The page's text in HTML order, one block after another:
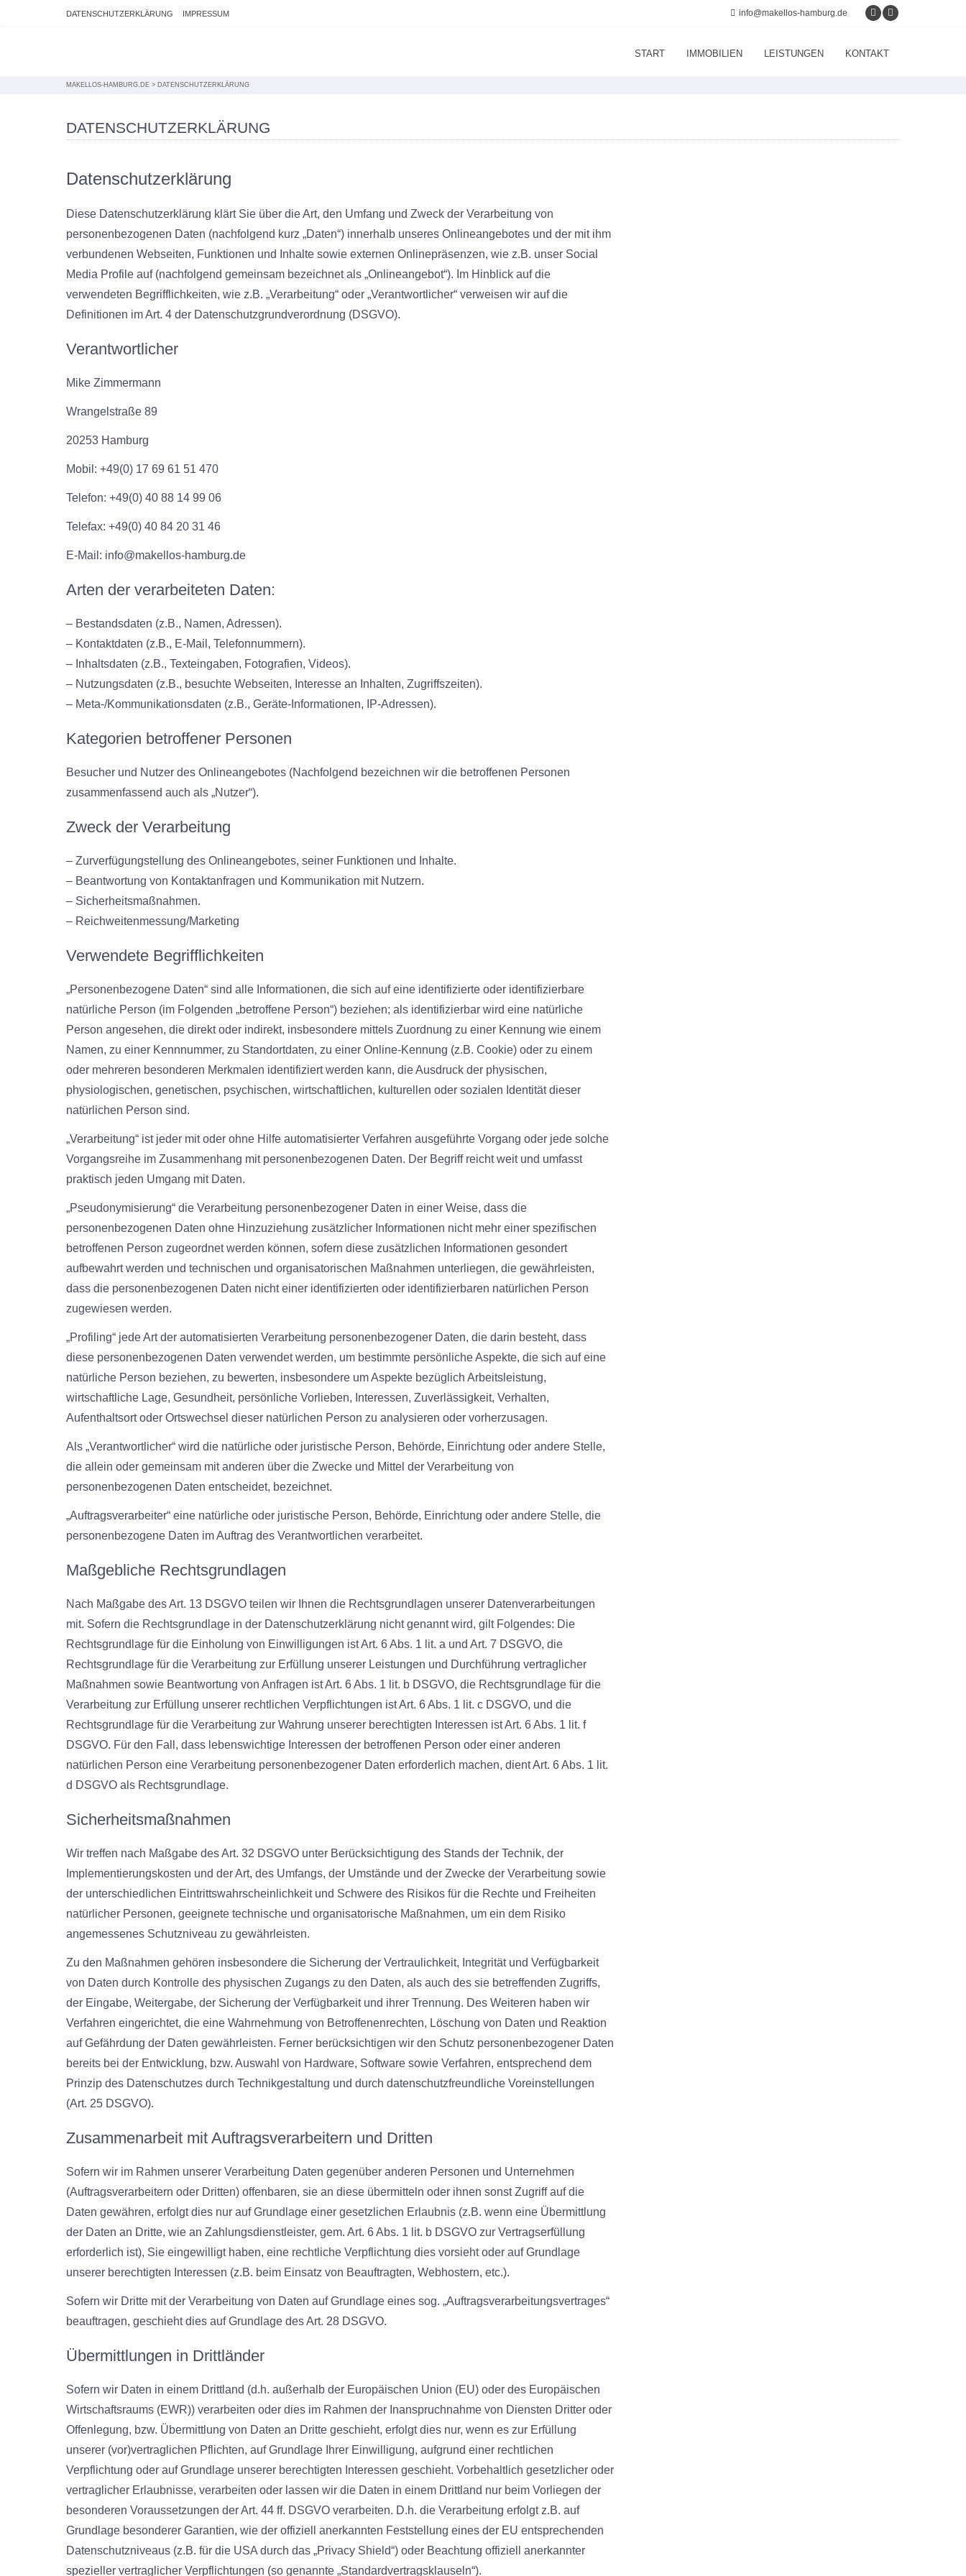
DATENSCHUTZERKLÄRUNG IMPRESSUM info@makellos-hamburg.de
START IMMOBILIEN LEISTUNGEN KONTAKT
MAKELLOS-HAMBURG.DE > DATENSCHUTZERKLÄRUNG
DATENSCHUTZERKLÄRUNG
Datenschutzerklärung
Diese Datenschutzerklärung klärt Sie über die Art, den Umfang und Zweck der Verarbeitung von
personenbezogenen Daten (nachfolgend kurz „Daten“) innerhalb unseres Onlineangebotes und der mit ihm
verbundenen Webseiten, Funktionen und Inhalte sowie externen Onlinepräsenzen, wie z.B. unser Social
Media Profile auf (nachfolgend gemeinsam bezeichnet als „Onlineangebot“). Im Hinblick auf die
verwendeten Begrifflichkeiten, wie z.B. „Verarbeitung“ oder „Verantwortlicher“ verweisen wir auf die
Definitionen im Art. 4 der Datenschutzgrundverordnung (DSGVO).
Verantwortlicher
Mike Zimmermann
Wrangelstraße 89
20253 Hamburg
Mobil: +49(0) 17 69 61 51 470
Telefon: +49(0) 40 88 14 99 06
Telefax: +49(0) 40 84 20 31 46
E-Mail: info@makellos-hamburg.de
Arten der verarbeiteten Daten:
– Bestandsdaten (z.B., Namen, Adressen).
– Kontaktdaten (z.B., E-Mail, Telefonnummern).
– Inhaltsdaten (z.B., Texteingaben, Fotografien, Videos).
– Nutzungsdaten (z.B., besuchte Webseiten, Interesse an Inhalten, Zugriffszeiten).
– Meta-/Kommunikationsdaten (z.B., Geräte-Informationen, IP-Adressen).
Kategorien betroffener Personen
Besucher und Nutzer des Onlineangebotes (Nachfolgend bezeichnen wir die betroffenen Personen
zusammenfassend auch als „Nutzer“).
Zweck der Verarbeitung
– Zurverfügungstellung des Onlineangebotes, seiner Funktionen und Inhalte.
– Beantwortung von Kontaktanfragen und Kommunikation mit Nutzern.
– Sicherheitsmaßnahmen.
– Reichweitenmessung/Marketing
Verwendete Begrifflichkeiten
„Personenbezogene Daten“ sind alle Informationen, die sich auf eine identifizierte oder identifizierbare
natürliche Person (im Folgenden „betroffene Person“) beziehen; als identifizierbar wird eine natürliche
Person angesehen, die direkt oder indirekt, insbesondere mittels Zuordnung zu einer Kennung wie einem
Namen, zu einer Kennnummer, zu Standortdaten, zu einer Online-Kennung (z.B. Cookie) oder zu einem
oder mehreren besonderen Merkmalen identifiziert werden kann, die Ausdruck der physischen,
physiologischen, genetischen, psychischen, wirtschaftlichen, kulturellen oder sozialen Identität dieser
natürlichen Person sind.
„Verarbeitung“ ist jeder mit oder ohne Hilfe automatisierter Verfahren ausgeführte Vorgang oder jede solche
Vorgangsreihe im Zusammenhang mit personenbezogenen Daten. Der Begriff reicht weit und umfasst
praktisch jeden Umgang mit Daten.
„Pseudonymisierung“ die Verarbeitung personenbezogener Daten in einer Weise, dass die
personenbezogenen Daten ohne Hinzuziehung zusätzlicher Informationen nicht mehr einer spezifischen
betroffenen Person zugeordnet werden können, sofern diese zusätzlichen Informationen gesondert
aufbewahrt werden und technischen und organisatorischen Maßnahmen unterliegen, die gewährleisten,
dass die personenbezogenen Daten nicht einer identifizierten oder identifizierbaren natürlichen Person
zugewiesen werden.
„Profiling“ jede Art der automatisierten Verarbeitung personenbezogener Daten, die darin besteht, dass
diese personenbezogenen Daten verwendet werden, um bestimmte persönliche Aspekte, die sich auf eine
natürliche Person beziehen, zu bewerten, insbesondere um Aspekte bezüglich Arbeitsleistung,
wirtschaftliche Lage, Gesundheit, persönliche Vorlieben, Interessen, Zuverlässigkeit, Verhalten,
Aufenthaltsort oder Ortswechsel dieser natürlichen Person zu analysieren oder vorherzusagen.
Als „Verantwortlicher“ wird die natürliche oder juristische Person, Behörde, Einrichtung oder andere Stelle,
die allein oder gemeinsam mit anderen über die Zwecke und Mittel der Verarbeitung von
personenbezogenen Daten entscheidet, bezeichnet.
„Auftragsverarbeiter“ eine natürliche oder juristische Person, Behörde, Einrichtung oder andere Stelle, die
personenbezogene Daten im Auftrag des Verantwortlichen verarbeitet.
Maßgebliche Rechtsgrundlagen
Nach Maßgabe des Art. 13 DSGVO teilen wir Ihnen die Rechtsgrundlagen unserer Datenverarbeitungen
mit. Sofern die Rechtsgrundlage in der Datenschutzerklärung nicht genannt wird, gilt Folgendes: Die
Rechtsgrundlage für die Einholung von Einwilligungen ist Art. 6 Abs. 1 lit. a und Art. 7 DSGVO, die
Rechtsgrundlage für die Verarbeitung zur Erfüllung unserer Leistungen und Durchführung vertraglicher
Maßnahmen sowie Beantwortung von Anfragen ist Art. 6 Abs. 1 lit. b DSGVO, die Rechtsgrundlage für die
Verarbeitung zur Erfüllung unserer rechtlichen Verpflichtungen ist Art. 6 Abs. 1 lit. c DSGVO, und die
Rechtsgrundlage für die Verarbeitung zur Wahrung unserer berechtigten Interessen ist Art. 6 Abs. 1 lit. f
DSGVO. Für den Fall, dass lebenswichtige Interessen der betroffenen Person oder einer anderen
natürlichen Person eine Verarbeitung personenbezogener Daten erforderlich machen, dient Art. 6 Abs. 1 lit.
d DSGVO als Rechtsgrundlage.
Sicherheitsmaßnahmen
Wir treffen nach Maßgabe des Art. 32 DSGVO unter Berücksichtigung des Stands der Technik, der
Implementierungskosten und der Art, des Umfangs, der Umstände und der Zwecke der Verarbeitung sowie
der unterschiedlichen Eintrittswahrscheinlichkeit und Schwere des Risikos für die Rechte und Freiheiten
natürlicher Personen, geeignete technische und organisatorische Maßnahmen, um ein dem Risiko
angemessenes Schutzniveau zu gewährleisten.
Zu den Maßnahmen gehören insbesondere die Sicherung der Vertraulichkeit, Integrität und Verfügbarkeit
von Daten durch Kontrolle des physischen Zugangs zu den Daten, als auch des sie betreffenden Zugriffs,
der Eingabe, Weitergabe, der Sicherung der Verfügbarkeit und ihrer Trennung. Des Weiteren haben wir
Verfahren eingerichtet, die eine Wahrnehmung von Betroffenenrechten, Löschung von Daten und Reaktion
auf Gefährdung der Daten gewährleisten. Ferner berücksichtigen wir den Schutz personenbezogener Daten
bereits bei der Entwicklung, bzw. Auswahl von Hardware, Software sowie Verfahren, entsprechend dem
Prinzip des Datenschutzes durch Technikgestaltung und durch datenschutzfreundliche Voreinstellungen
(Art. 25 DSGVO).
Zusammenarbeit mit Auftragsverarbeitern und Dritten
Sofern wir im Rahmen unserer Verarbeitung Daten gegenüber anderen Personen und Unternehmen
(Auftragsverarbeitern oder Dritten) offenbaren, sie an diese übermitteln oder ihnen sonst Zugriff auf die
Daten gewähren, erfolgt dies nur auf Grundlage einer gesetzlichen Erlaubnis (z.B. wenn eine Übermittlung
der Daten an Dritte, wie an Zahlungsdienstleister, gem. Art. 6 Abs. 1 lit. b DSGVO zur Vertragserfüllung
erforderlich ist), Sie eingewilligt haben, eine rechtliche Verpflichtung dies vorsieht oder auf Grundlage
unserer berechtigten Interessen (z.B. beim Einsatz von Beauftragten, Webhostern, etc.).
Sofern wir Dritte mit der Verarbeitung von Daten auf Grundlage eines sog. „Auftragsverarbeitungsvertrages“
beauftragen, geschieht dies auf Grundlage des Art. 28 DSGVO.
Übermittlungen in Drittländer
Sofern wir Daten in einem Drittland (d.h. außerhalb der Europäischen Union (EU) oder des Europäischen
Wirtschaftsraums (EWR)) verarbeiten oder dies im Rahmen der Inanspruchnahme von Diensten Dritter oder
Offenlegung, bzw. Übermittlung von Daten an Dritte geschieht, erfolgt dies nur, wenn es zur Erfüllung
unserer (vor)vertraglichen Pflichten, auf Grundlage Ihrer Einwilligung, aufgrund einer rechtlichen
Verpflichtung oder auf Grundlage unserer berechtigten Interessen geschieht. Vorbehaltlich gesetzlicher oder
vertraglicher Erlaubnisse, verarbeiten oder lassen wir die Daten in einem Drittland nur beim Vorliegen der
besonderen Voraussetzungen der Art. 44 ff. DSGVO verarbeiten. D.h. die Verarbeitung erfolgt z.B. auf
Grundlage besonderer Garantien, wie der offiziell anerkannten Feststellung eines der EU entsprechenden
Datenschutzniveaus (z.B. für die USA durch das „Privacy Shield“) oder Beachtung offiziell anerkannter
spezieller vertraglicher Verpflichtungen (so genannte „Standardvertragsklauseln“).